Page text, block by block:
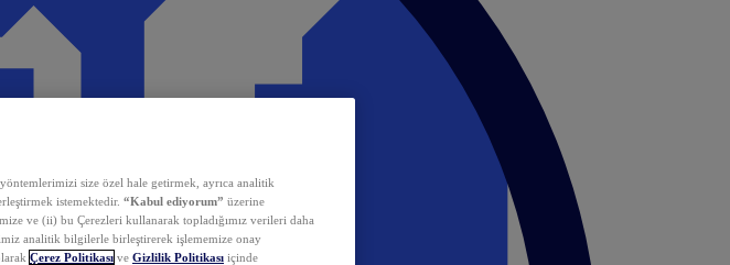
size özel hale getirmek, ayrıca analitik
istemektedir. “Kabul ediyorum” üzerine
ve (ii) bu Çerezleri kullanarak topladığımız verileri daha
analitik bilgilerle birleştirerek işlememize onay
Çerez Politikası ve Gizlilik Politikası içinde